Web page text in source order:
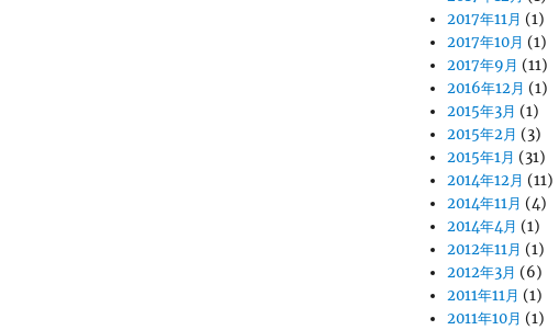
2017年11月 (1)
2017年10月 (1)
2017年9月 (11)
2016年12月 (1)
2015年3月 (1)
2015年2月 (3)
2015年1月 (31)
2014年12月 (11)
2014年11月 (4)
2014年4月 (1)
2012年11月 (1)
2012年3月 (6)
2011年11月 (1)
2011年10月 (1)